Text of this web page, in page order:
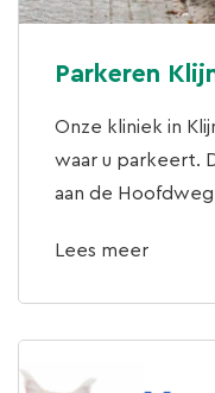
Parkeren
Onze kliniek in
waar u parkeert.
aan de Hoofdweg
Lees meer